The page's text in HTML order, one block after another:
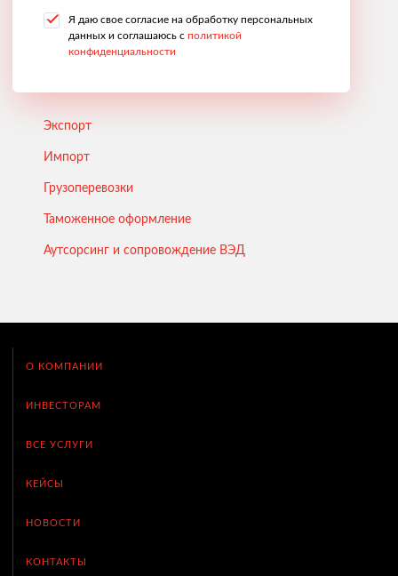
Я даю свое согласие на обработку персональных
данных и соглашаюсь с политикой
конфиденциальности
Экспорт
Импорт
Грузоперевозки
Таможенное оформление
Аутсорсинг и сопровождение ВЭД
О КОМПАНИИ
ИНВЕСТОРАМ
ВСЕ УСЛУГИ
КЕЙСЫ
НОВОСТИ
КОНТАКТЫ